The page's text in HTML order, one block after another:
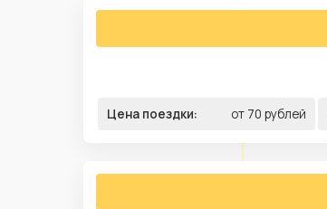
Цена поездки: от 70 рублей